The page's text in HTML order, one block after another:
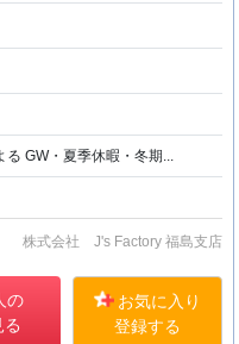
GW・夏季休暇・冬期...
株式会社 J's Factory 福島支店
の
お気に入り
登録する